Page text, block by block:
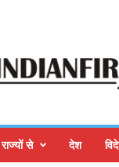
राज्यों से देश